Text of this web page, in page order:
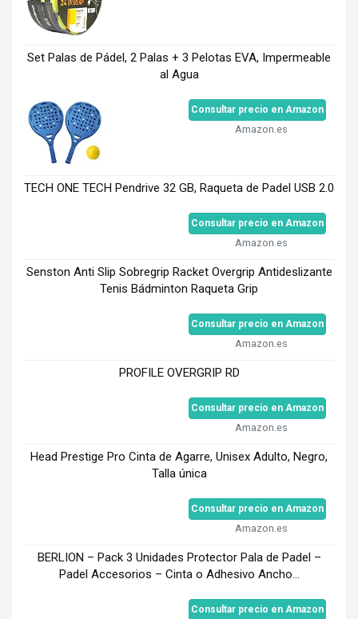
Set Palas de Pádel, 2 Palas + 3 Pelotas EVA, Impermeable
al Agua
Consultar precio en Amazon
Amazon.es
TECH ONE TECH Pendrive 32 GB, Raqueta de Padel USB 2.0
Consultar precio en Amazon
Amazon.es
Senston Anti Slip Sobregrip Racket Overgrip Antideslizante
Tenis Bádminton Raqueta Grip
Consultar precio en Amazon
Amazon.es
PROFILE OVERGRIP RD
Consultar precio en Amazon
Amazon.es
Head Prestige Pro Cinta de Agarre, Unisex Adulto, Negro,
Talla única
Consultar precio en Amazon
Amazon.es
BERLION – Pack 3 Unidades Protector Pala de Padel –
Padel Accesorios – Cinta o Adhesivo Ancho...
Consultar precio en Amazon